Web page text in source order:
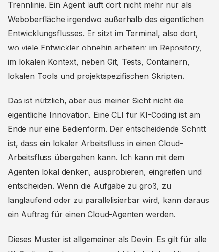
Trennlinie. Ein Agent läuft dort nicht mehr nur als
Weboberfläche irgendwo außerhalb des eigentlichen
Entwicklungsflusses. Er sitzt im Terminal, also dort,
wo viele Entwickler ohnehin arbeiten: im Repository,
im lokalen Kontext, neben Git, Tests, Containern,
lokalen Tools und projektspezifischen Skripten.
Das ist nützlich, aber aus meiner Sicht nicht die
eigentliche Innovation. Eine CLI für KI-Coding ist am
Ende nur eine Bedienform. Der entscheidende Schritt
ist, dass ein lokaler Arbeitsfluss in einen Cloud-
Arbeitsfluss übergehen kann. Ich kann mit dem
Agenten lokal denken, ausprobieren, eingreifen und
entscheiden. Wenn die Aufgabe zu groß, zu
langlaufend oder zu parallelisierbar wird, kann daraus
ein Auftrag für einen Cloud-Agenten werden.
Dieses Muster ist allgemeiner als Devin. Es gilt für alle